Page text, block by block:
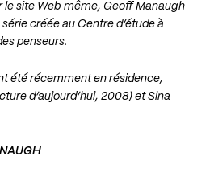
le site Web même, Geoff Manaugh
série créée au Centre d’étude à
penseurs.
été récemment en résidence,
d’aujourd’hui, 2008) et Sina